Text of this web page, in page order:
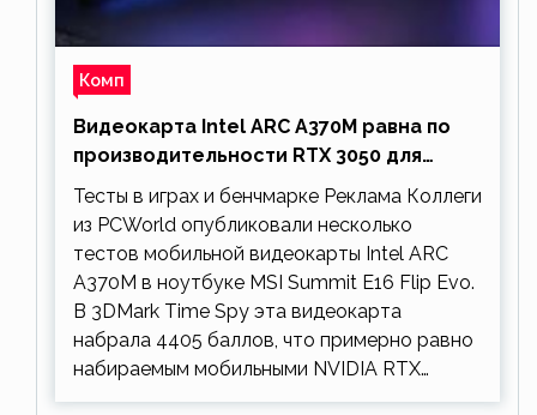
Комп
Видеокарта Intel ARC A370M равна по
производительности RTX 3050 для
ноутбуков
Тесты в играх и бенчмарке Реклама Коллеги
из PCWorld опубликовали несколько
тестов мобильной видеокарты Intel ARC
A370M в ноутбуке MSI Summit E16 Flip Evo.
В 3DMark Time Spy эта видеокарта
набрала 4405 баллов, что примерно равно
набираемым мобильными NVIDIA RTX…